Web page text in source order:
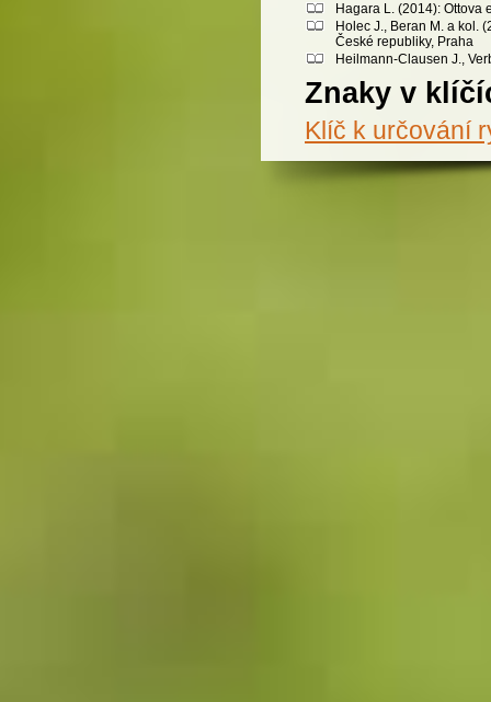
Hagara L. (2014): Ottova
Holec J., Beran M. a kol.
České republiky, Praha
Heilmann-Clausen J.,
Znaky v
Klíč k určování